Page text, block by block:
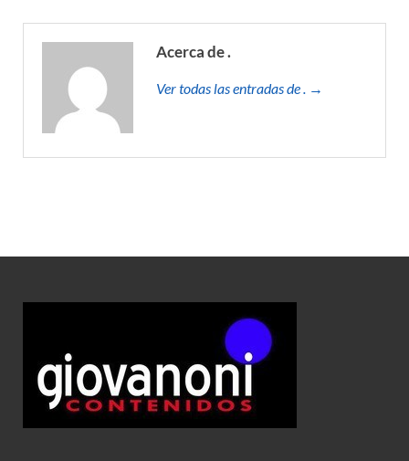
Acerca de .
Ver todas las entradas de . →